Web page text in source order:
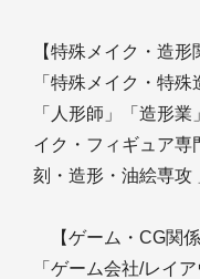
【特殊メイク・造形
「特殊メイク・特
「人形師」「造形
イク・フィギュア専
刻・造形・油絵専攻
【ゲーム・CG関係
「ゲーム会社/レイ